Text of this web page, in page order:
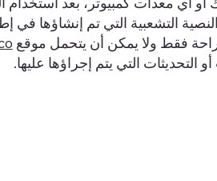
التشعبية التي تم إنشاؤها في
فقط ولا يمكن أن يتحمل موقع
أو التحديثات التي يتم إجراؤها عليها.